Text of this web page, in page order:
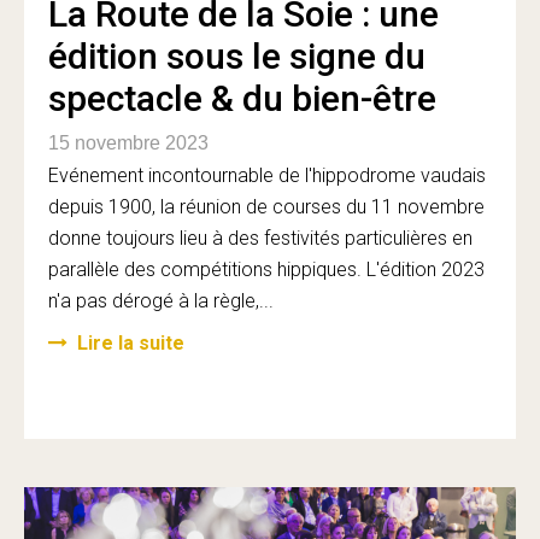
La Route de la Soie : une
édition sous le signe du
spectacle & du bien-être
15 novembre 2023
Evénement incontournable de l'hippodrome vaudais
depuis 1900, la réunion de courses du 11 novembre
donne toujours lieu à des festivités particulières en
parallèle des compétitions hippiques. L'édition 2023
n'a pas dérogé à la règle,...
Lire la suite